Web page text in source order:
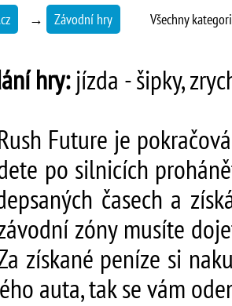
→ Závodní hry Všechny
hry:jízda - šipky,
Future je
po silnicích
časech a
zóny musíte
získané peníze si
auta, tak se vám